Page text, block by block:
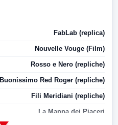
FabLab (replica)
Nouvelle Vouge (Film)
Rosso e Nero (repliche)
Buonissimo Red Roger (repliche)
Fili Meridiani (repliche)
La Mappa dei Piaceri